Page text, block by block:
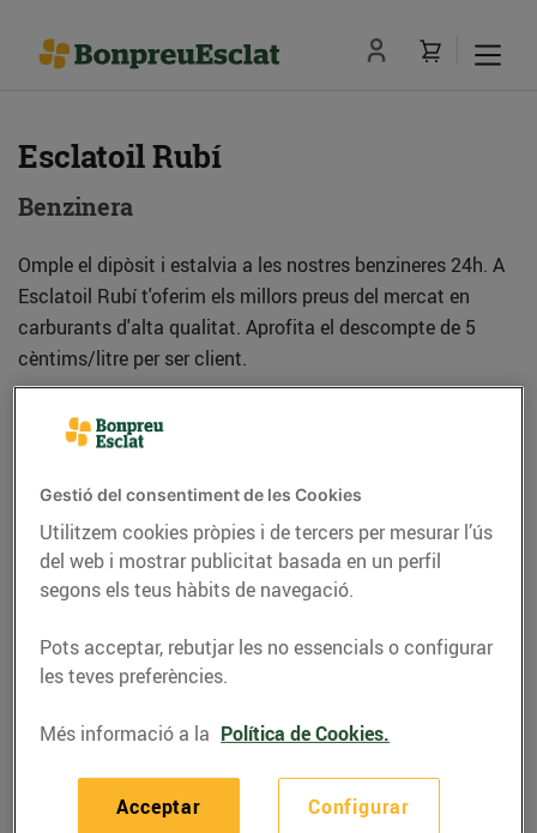
Esclatoil Rubí
Benzinera
Omple el dipòsit i estalvia a les nostres benzineres 24h. A
Esclatoil Rubí t'oferim els millors preus del mercat en
carburants d'alta qualitat. Aprofita el descompte de 5
cèntims/litre per ser client.
Telèfon
Horaris Esclatoil Rubí
Gestió del consentiment de les Cookies
Utilitzem cookies pròpies i de tercers per mesurar l’ús
del web i mostrar publicitat basada en un perfil
segons els teus hàbits de navegació.
Pots acceptar, rebutjar les no essencials o configurar
les teves preferències.
Més informació a la Política de Cookies.
Configurar
Acceptar